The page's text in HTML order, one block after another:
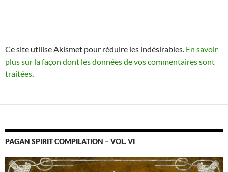
Ce site utilise Akismet pour réduire les indésirables. En savoir
plus sur la façon dont les données de vos commentaires sont
traitées.
PAGAN SPIRIT COMPILATION – VOL. VI